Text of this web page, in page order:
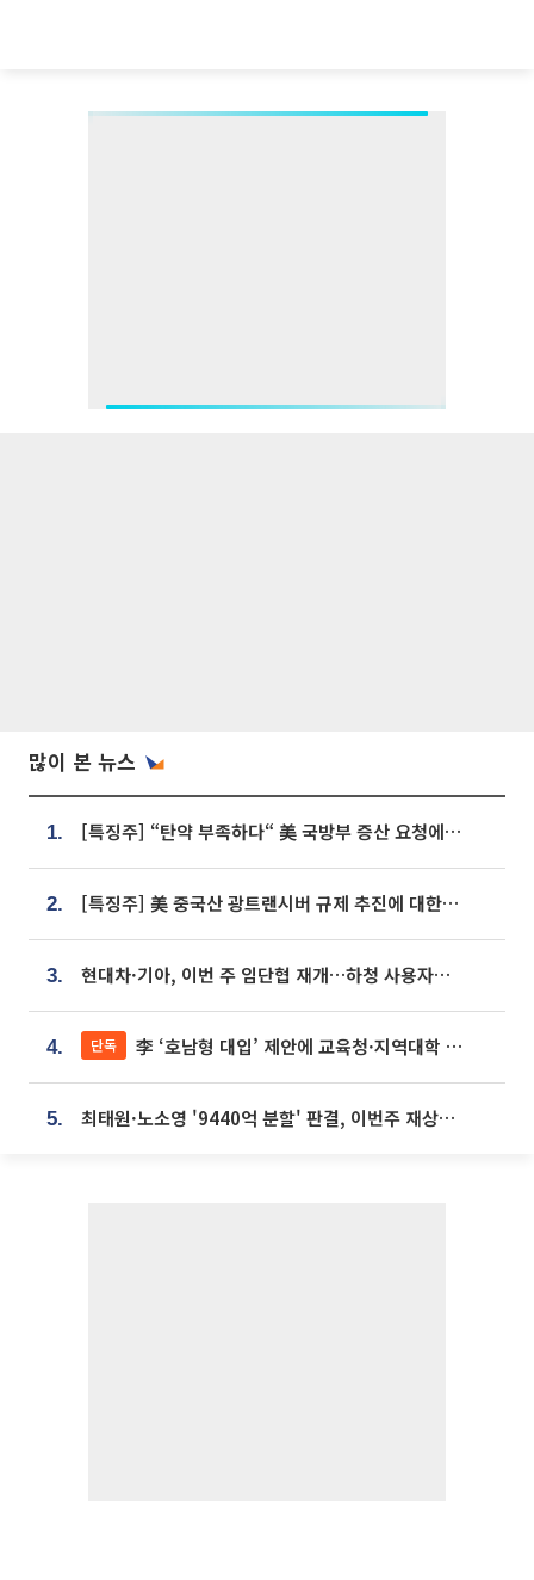
많이 본 뉴스
1. [특징주] “탄약 부족하다“ 美 국방부 증산 요청에⋯국내 방산주 급등세
2. [특징주] 美 중국산 광트랜시버 규제 추진에 대한광통신 등 광통신株 강세
3. 현대차·기아, 이번 주 임단협 재개…하청 사용자성 재심도 ‘변수’
4. 단독 李 ‘호남형 대입’ 제안에 교육청·지역대학 서·논술형 입시 연계 '착수'
5. 최태원·노소영 '9440억 분할' 판결, 이번주 재상고 여부 주목